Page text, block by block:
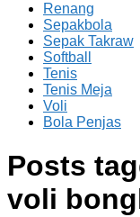
Renang
Sepakbola
Sepak Takraw
Softball
Tenis
Tenis Meja
Voli
Bola Penjas
Posts
voli